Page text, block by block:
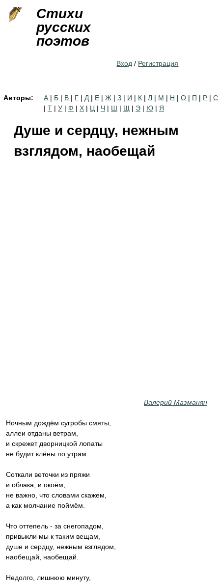
Стихи
русских
поэтов
Вход / Регистрация
Авторы: А | Б | В | Г | Д | Е | Ж | З | И | К | Л | М | Н | О | П | Р | С
| Т | У | Ф | Х | Ц | Ч | Ш | Щ | Э | Ю | Я
Душе и сердцу, нежным
взглядом, наобещай
Валерий Мазманян
Ночным дождём сугробы смяты,
аллеи отданы ветрам,
и скрежет дворницкой лопаты
не будит клёны по утрам.
Соткали веточки из пряжи
и облака, и окоём,
не важно, что словами скажем,
а как молчание поймём.
Что оттепель - за снегопадом,
привыкли мы к таким вещам,
душе и сердцу, нежным взглядом,
наобещай, наобещай.
Недолго, лишнюю минуту,